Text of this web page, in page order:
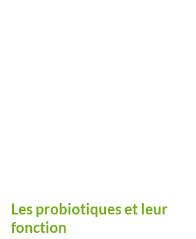
Les probiotiques et leur
fonction